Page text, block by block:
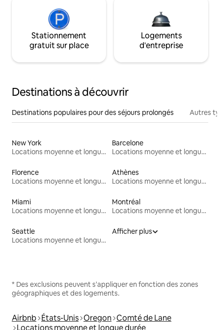
Stationnement
gratuit sur place
Logements
d'entreprise
Destinations à découvrir
Destinations populaires pour des séjours prolongés Autres
New York
Locations moyenne et longue durée
Barcelone
Locations moyenne et longue durée
Florence
Locations moyenne et longue durée
Athènes
Locations moyenne et longue durée
Miami
Locations moyenne et longue durée
Montréal
Locations moyenne et longue durée
Seattle
Locations moyenne et longue durée
Afficher plus
* Des exclusions peuvent s'appliquer en fonction des zones
géographiques et des logements.
Airbnb États-Unis Oregon Comté de Lane
Locations moyenne et longue durée